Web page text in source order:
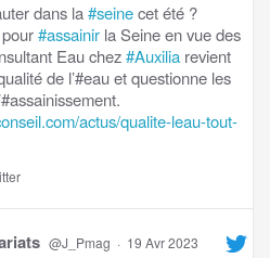
dans la#seinecet été ?
#assainir la Seine en vue des
Eau chez#Auxilia revient
de l’#eau et questionne les
actus/qualite-leau-tout-
@J_Pmag · 19 Avr 2023